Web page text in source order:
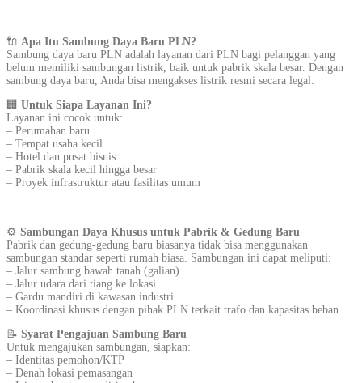
🔌 Apa Itu Sambung Daya Baru PLN?
Sambung daya baru PLN adalah layanan dari PLN bagi pelanggan yang
belum memiliki sambungan listrik, baik untuk pabrik skala besar. Dengan
sambung daya baru, Anda bisa mengakses listrik resmi secara legal.
🏢 Untuk Siapa Layanan Ini?
Layanan ini cocok untuk:
– Perumahan baru
– Tempat usaha kecil
– Hotel dan pusat bisnis
– Pabrik skala kecil hingga besar
– Proyek infrastruktur atau fasilitas umum
⚙️ Sambungan Daya Khusus untuk Pabrik & Gedung Baru
Pabrik dan gedung-gedung baru biasanya tidak bisa menggunakan
sambungan standar seperti rumah biasa. Sambungan ini dapat meliputi:
– Jalur sambung bawah tanah (galian)
– Jalur udara dari tiang ke lokasi
– Gardu mandiri di kawasan industri
– Koordinasi khusus dengan pihak PLN terkait trafo dan kapasitas beban
📝 Syarat Pengajuan Sambung Baru
Untuk mengajukan sambungan, siapkan:
– Identitas pemohon/KTP
– Denah lokasi pemasangan